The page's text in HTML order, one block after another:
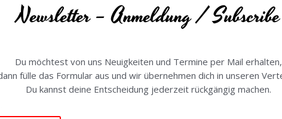
Newsletter – Anmeldung / Subscribe
Du möchtest von uns Neuigkeiten und Termine per Mail erhalten,
fülle das Formular aus und wir übernehmen dich in unseren
Du kannst deine Entscheidung jederzeit rückgängig machen.